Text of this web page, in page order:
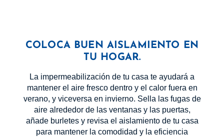
COLOCA BUEN AISLAMIENTO EN
TU HOGAR.
La impermeabilización de tu casa te ayudará a
mantener el aire fresco dentro y el calor fuera en
verano, y viceversa en invierno. Sella las fugas de
aire alrededor de las ventanas y las puertas,
añade burletes y revisa el aislamiento de tu casa
para mantener la comodidad y la eficiencia